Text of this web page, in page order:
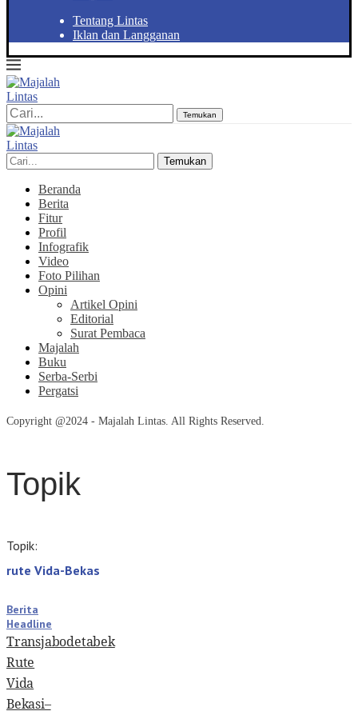
Tentang Lintas
Iklan dan Langganan
Temukan
Temukan
Beranda
Berita
Fitur
Profil
Infografik
Video
Foto Pilihan
Opini
Artikel Opini
Editorial
Surat Pembaca
Majalah
Buku
Serba-Serbi
Pergatsi
Copyright @2024 - Majalah Lintas. All Rights Reserved.
Topik
Topik:
rute Vida-Bekas
Berita
Headline
Transjabodetabek
Rute
Vida
Bekasi–